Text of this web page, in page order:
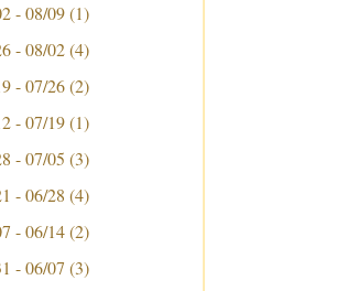
- 08/09 (1)
- 08/02 (4)
- 07/26 (2)
- 07/19 (1)
- 07/05 (3)
- 06/28 (4)
- 06/14 (2)
- 06/07 (3)